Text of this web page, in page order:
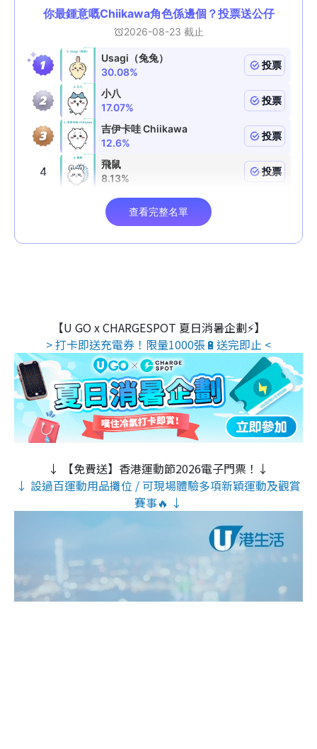
【U GO x CHARGESPOT 夏日消暑企劃⚡】
> 打卡即送充電券！限量1000張🔋送完即止 <
↓ 【免費送】香港運動節2026電子門票！↓
↓ 設過百運動用品攤位 / 可現場體驗多項新穎運動及觀賞
賽事🔥 ↓